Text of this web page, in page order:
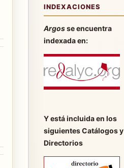
INDEXACIONES
Argosse encuentra
indexada en:
Y está incluida en los
siguientes Catálogos y
Directorios